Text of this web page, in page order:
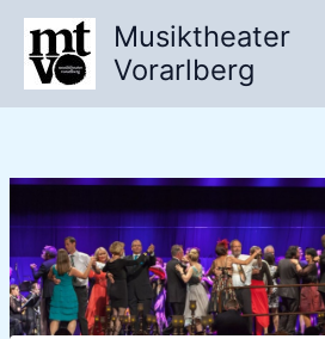
Zum
Inhalt
springen
Musiktheater
Vorarlberg